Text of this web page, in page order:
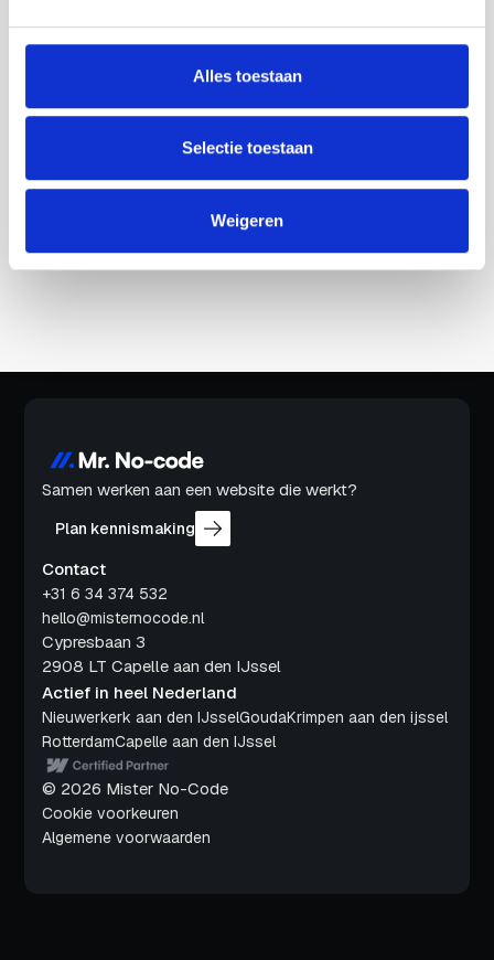
Alles toestaan
Selectie toestaan
Weigeren
Samen werken aan een website die werkt?
Plan kennismaking
Contact
+31 6 34 374 532
hello@misternocode.nl
Cypresbaan 3
2908 LT Capelle aan den IJssel
Actief in heel Nederland
Nieuwerkerk aan den IJsselGoudaKrimpen aan den ijssel
RotterdamCapelle aan den IJssel
© 2026 Mister No-Code
Cookie voorkeuren
Algemene voorwaarden